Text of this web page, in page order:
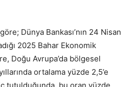
Dünya Bankası’nın 24 Nisan
2025 Bahar Ekonomik
Doğu Avrupa’da bölgesel
ortalama yüzde 2,5’e